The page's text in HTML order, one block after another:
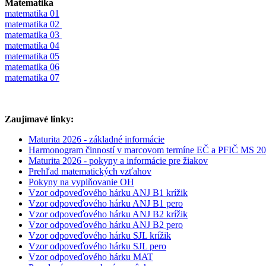
Matematika
matematika 01
matematika 02
matematika 03
matematika 04
matematika 05
matematika 06
matematika 07
Zaujímavé linky:
Maturita 2026 - základné informácie
Harmonogram činností v marcovom termíne EČ a PFIČ MS
Maturita 2026 - pokyny a informácie pre žiakov
Prehľad matematických vzťahov
Pokyny na vyplňovanie OH
Vzor odpoveďového hárku ANJ B1 krížik
Vzor odpoveďového hárku ANJ B1 pero
Vzor odpoveďového hárku ANJ B2 krížik
Vzor odpoveďového hárku ANJ B2 pero
Vzor odpoveďového hárku SJL krížik
Vzor odpoveďového hárku SJL pero
Vzor odpoveďového hárku MAT